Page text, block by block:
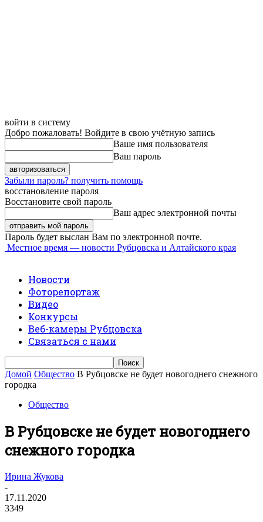
войти в систему
Добро пожаловать! Войдите в свою учётную запись
Ваше имя пользователя
Ваш пароль
Забыли пароль? получить помощь
восстановление пароля
Восстановите свой пароль
Ваш адрес электронной почты
Пароль будет выслан Вам по электронной почте.
Местное время — новости Рубцовска и Алтайского края
Новости
Фоторепортаж
Видео
Конкурсы
Веб-камеры Рубцовска
Связаться с нами
Домой Общество В Рубцовске не будет новогоднего снежного
городка
Общество
В Рубцовске не будет новогоднего
снежного городка
Ирина Жукова
-
17.11.2020
3349